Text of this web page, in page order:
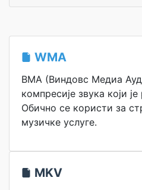
WMA
ВМА (Виндовс Медиа
компресије звука који
Обично се користи за
музичке услуге.
MKV